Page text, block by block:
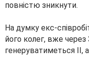
повністю зникнути.
На думку екс-
його колег, вже через
генеруватиметься ІІ,